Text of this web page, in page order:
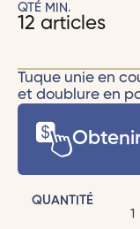
QTÉ MIN.
12 articles
Tuque unie en
et doublure en
QUANTITÉ
1